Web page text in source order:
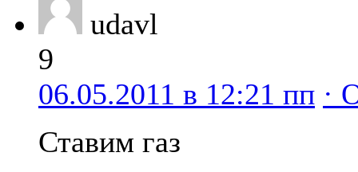
udavl
9
06.05.2011 в 12:21 пп ·
Ставим газ